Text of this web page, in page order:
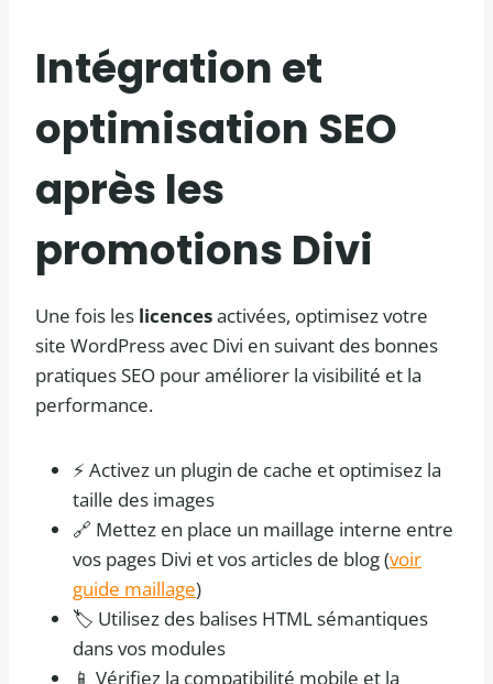
Intégration et
optimisation SEO
après les
promotions Divi
Une fois les licencesactivées, optimisez votre
site WordPress avec Divi en suivant des bonnes
pratiques SEO pour améliorer la visibilité et la
performance.
⚡ Activez un plugin de cache et optimisez la
taille des images
🔗 Mettez en place un maillage interne entre
vos pages Divi et vos articles de blog (voir
guide maillage)
🏷️ Utilisez des balises HTML sémantiques
dans vos modules
📱 Vérifiez la compatibilité mobile et la